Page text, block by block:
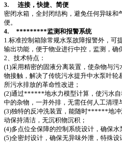
3.
连接，快捷、简便
密闭水箱，全封闭结构，避免任何异味和
便。
4. *********监测和报警系统
1.标准控制箱除常规水泵故障报警外，可
输出功能，便于物业进行中控，监测，确
2、技术特点：
(1)采用精密的固液分离装置，使杂物与
物接触，解决了传统污水提升中水泵叶轮
所污水排放的革命性改进；
(2)通过******地水力模型计算，使污水
中的杂物，一并外排，无需任何人工清理
(3)独特的反冲洗装置，能随时******地冲
动保持清洁，无沉积物沉积；
(4)多点位全保障的控制系统设计，确保
(5)全密封设计，确保无异味外泄，特殊